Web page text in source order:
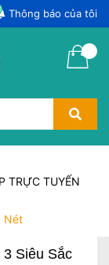
Thông báo của tôi
TRỰC TUYẾN
Nét
Siêu Sắc